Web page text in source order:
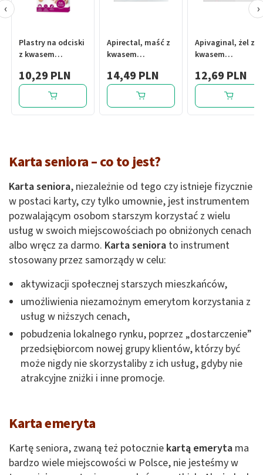
Plastry na odciski
z kwasem
pasocare
specialist plus
10,29 PLN
Apirectal, maść z
kwasem
propolisem, 20 g
14,49 PLN
Apivaginal, żel z
kwasem
propolisem, 20 g
12,69 PLN
‹ ›
Karta seniora – co to jest?
Karta seniora, niezależnie od tego czy istnieje fizycznie
w postaci karty, czy tylko umownie, jest instrumentem
pozwalającym osobom starszym korzystać z wielu
usług w swoich miejscowościach po obniżonych cenach
albo wręcz za darmo. Karta seniora to instrument
stosowany przez samorządy w celu:
aktywizacji społecznej starszych mieszkańców,
umożliwienia niezamożnym emerytom korzystania z
usług w niższych cenach,
pobudzenia lokalnego rynku, poprzez „dostarczenie”
przedsiębiorcom nowej grupy klientów, którzy być
może nigdy nie skorzystaliby z ich usług, gdyby nie
atrakcyjne zniżki i inne promocje.
Karta emeryta
Kartę seniora, zwaną też potocznie kartą emeryta ma
bardzo wiele miejscowości w Polsce, nie jesteśmy w